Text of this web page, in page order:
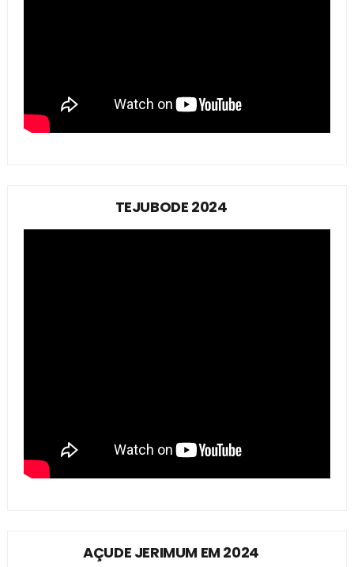
TEJUBODE 2024
AÇUDE JERIMUM EM 2024